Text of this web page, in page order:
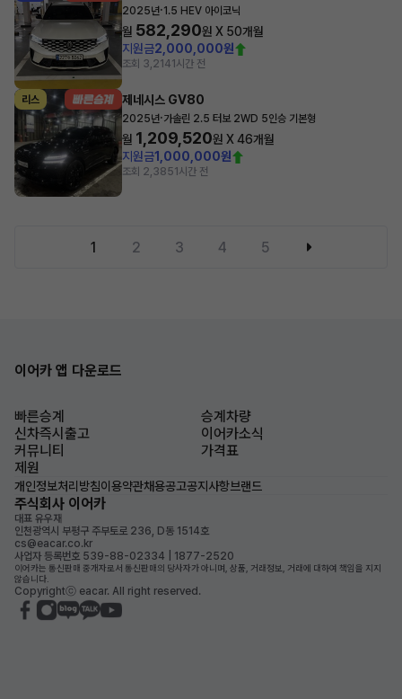
2025년·1.5 HEV 아이코닉
월 582,290원 X 50개월
지원금2,000,000원
조회 3,2141시간 전
리스 제네시스 GV80
2025년·가솔린 2.5 터보 2WD 5인승 기본형
월 1,209,520원 X46개월
지원금1,000,000원
조회 2,3851시간 전
1 2 3 4 5
이어카 앱 다운로드
빠른승계
승계차량
신차즉시출고
이어카소식
커뮤니티
가격표
제원
개인정보처리방침이용약관채용공고공지사항브랜드
주식회사 이어카
대표 유우재
인천광역시 부평구 주부토로 236, D동 1514호
cs@eacar.co.kr
사업자 등록번호 539-88-02334 | 1877-2520
이어카는 통신판매 중개자로서 통신판매의 당사자가 아니며, 상품, 거래정보, 거래에 대하여 책임을 지지
않습니다.
Copyrightⓒ eacar. All right reserved.